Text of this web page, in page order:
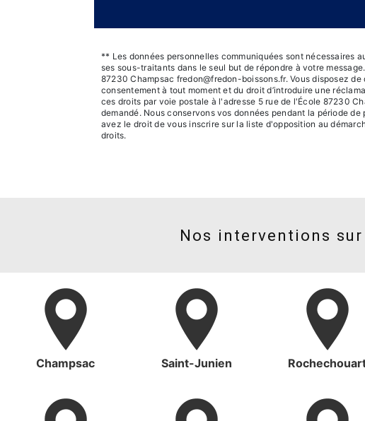
** Les données personnelles communiquées sont nécessaires
ses sous-traitants dans le seul but de répondre à votre
87230 Champsac fredon@fredon-boissons.fr. Vous disposez
consentement à tout moment et du droit d’introduire une
ces droits par voie postale à l'adresse 5 rue de l'École 87230
demandé. Nous conservons vos données pendant la période
avez le droit de vous inscrire sur la liste d'opposition au
droits.
Nos interventions
Champsac Saint-Junien